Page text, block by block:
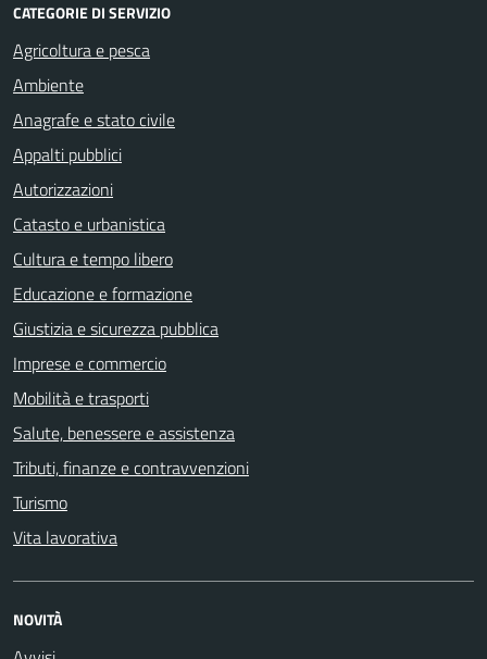
CATEGORIE DI SERVIZIO
Agricoltura e pesca
Ambiente
Anagrafe e stato civile
Appalti pubblici
Autorizzazioni
Catasto e urbanistica
Cultura e tempo libero
Educazione e formazione
Giustizia e sicurezza pubblica
Imprese e commercio
Mobilità e trasporti
Salute, benessere e assistenza
Tributi, finanze e contravvenzioni
Turismo
Vita lavorativa
NOVITÀ